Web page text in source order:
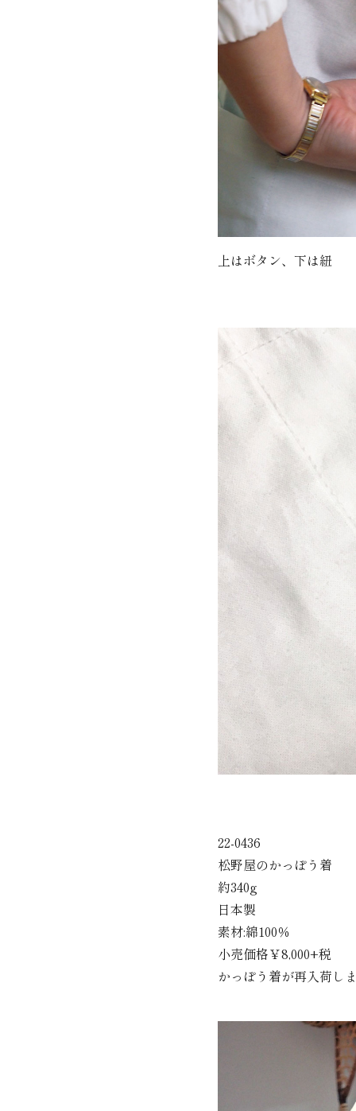
上はボタン、下は紐
22-0436
松野屋のかっぽう着
約340g
日本製
素材:綿100％
小売価格￥8,000+税
かっぽう着が再入荷し